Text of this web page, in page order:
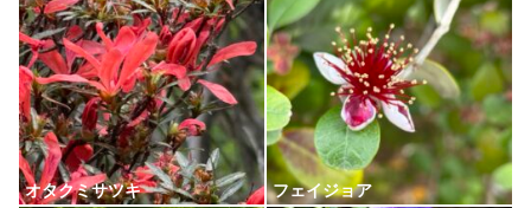
オタクミサツキ フェイジョア